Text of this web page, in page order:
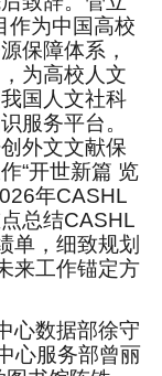
作为中国高校
保障体系，
为高校人文
国人文社科
服务平台。
外文文献保
“开世新篇 览
年CASHL
总结CASHL
单，细致规划
来工作锚定方
心数据部徐守
心服务部曾丽